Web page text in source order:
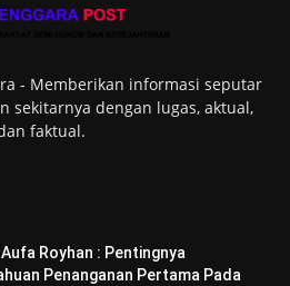
- Memberikan informasi seputar
sekitarnya dengan lugas, aktual,
faktual.
Aufa Royhan : Pentingnya
Penanganan Pertama Pada